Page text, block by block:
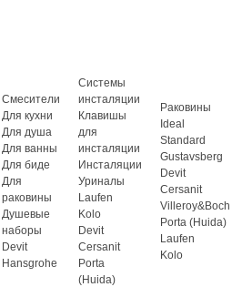
Смесители
Для кухни
Для душа
Для ванны
Для биде
Для
раковины
Душевые
наборы
Devit
Hansgrohe
Системы
инсталяции
Клавишы
для
инсталяции
Инсталяции
Уриналы
Laufen
Kolo
Devit
Cersanit
Porta
(Huida)
Раковины
Ideal
Standard
Gustavsberg
Devit
Cersanit
Villeroy&Boch
Porta (Huida)
Laufen
Kolo